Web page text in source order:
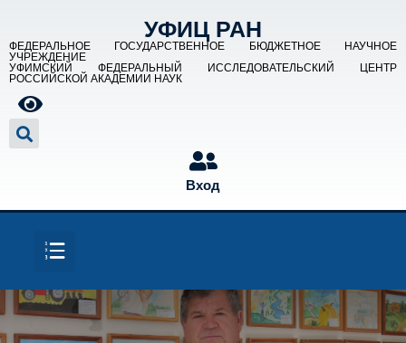
УФИЦ РАН
ФЕДЕРАЛЬНОЕ ГОСУДАРСТВЕННОЕ БЮДЖЕТНОЕ НАУЧНОЕ
УЧРЕЖДЕНИЕ
УФИМСКИЙ ФЕДЕРАЛЬНЫЙ ИССЛЕДОВАТЕЛЬСКИЙ ЦЕНТР
РОССИЙСКОЙ АКАДЕМИИ НАУК
Вход